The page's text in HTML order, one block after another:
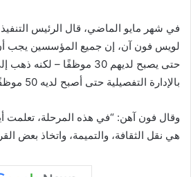
لويس فون آن، إن جميع المؤسسين يجب أن
حتى يصبح لديهم 30 موظفًا –
بالإدارة التفصيلية حتى أصبح لديه 50 موظفًا.
وقال فون آهن: “في هذه المرحلة، تعلمت
هي نقل الثقافة، والتميمة، واتخاذ بعض